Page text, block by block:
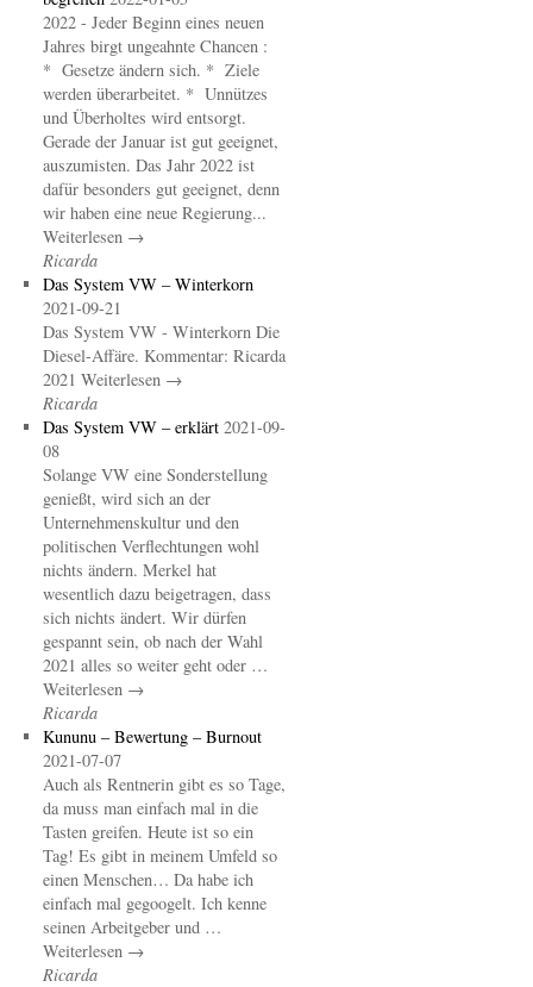
2022 - Jeder Beginn eines neuen
Jahres birgt ungeahnte Chancen :
* Gesetze ändern sich. * Ziele
werden überarbeitet. * Unnützes
und Überholtes wird entsorgt.
Gerade der Januar ist gut geeignet,
auszumisten. Das Jahr 2022 ist
dafür besonders gut geeignet, denn
wir haben eine neue Regierung...
Weiterlesen →
Ricarda
Das System VW – Winterkorn
2021-09-21
Das System VW - Winterkorn Die
Diesel-Affäre. Kommentar: Ricarda
2021 Weiterlesen →
Ricarda
Das System VW – erklärt 2021-09-
08
Solange VW eine Sonderstellung
genießt, wird sich an der
Unternehmenskultur und den
politischen Verflechtungen wohl
nichts ändern. Merkel hat
wesentlich dazu beigetragen, dass
sich nichts ändert. Wir dürfen
gespannt sein, ob nach der Wahl
2021 alles so weiter geht oder …
Weiterlesen →
Ricarda
Kununu – Bewertung – Burnout
2021-07-07
Auch als Rentnerin gibt es so Tage,
da muss man einfach mal in die
Tasten greifen. Heute ist so ein
Tag! Es gibt in meinem Umfeld so
einen Menschen… Da habe ich
einfach mal gegoogelt. Ich kenne
seinen Arbeitgeber und …
Weiterlesen →
Ricarda